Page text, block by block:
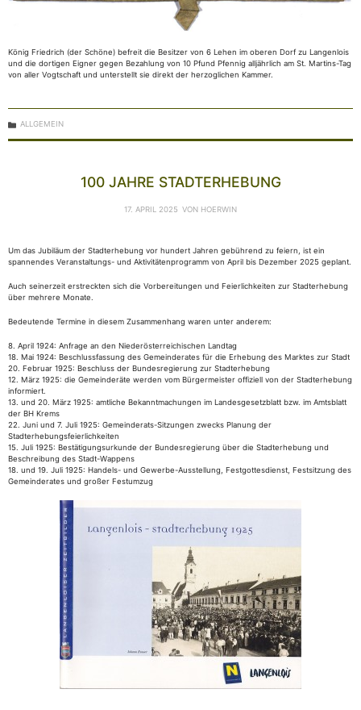
König Friedrich (der Schöne) befreit die Besitzer von 6 Lehen im oberen Dorf zu Langenlois
und die dortigen Eigner gegen Bezahlung von 10 Pfund Pfennig alljährlich am St. Martins-Tag
von aller Vogtschaft und unterstellt sie direkt der herzoglichen Kammer.
KATEGORIEN
ALLGEMEIN
100 JAHRE STADTERHEBUNG
17. APRIL 2025 VON HOERWIN
Um das Jubiläum der Stadterhebung vor hundert Jahren gebührend zu feiern, ist ein
spannendes Veranstaltungs- und Aktivitätenprogramm von April bis Dezember 2025 geplant.
Auch seinerzeit erstreckten sich die Vorbereitungen und Feierlichkeiten zur Stadterhebung
über mehrere Monate.
Bedeutende Termine in diesem Zusammenhang waren unter anderem:
8. April 1924: Anfrage an den Niederösterreichischen Landtag
18. Mai 1924: Beschlussfassung des Gemeinderates für die Erhebung des Marktes zur Stadt
20. Februar 1925: Beschluss der Bundesregierung zur Stadterhebung
12. März 1925: die Gemeinderäte werden vom Bürgermeister offiziell von der Stadterhebung
informiert.
13. und 20. März 1925: amtliche Bekanntmachungen im Landesgesetzblatt bzw. im Amtsblatt
der BH Krems
22. Juni und 7. Juli 1925: Gemeinderats-Sitzungen zwecks Planung der
Stadterhebungsfeierlichkeiten
15. Juli 1925: Bestätigungsurkunde der Bundesregierung über die Stadterhebung und
Beschreibung des Stadt-Wappens
18. und 19. Juli 1925: Handels- und Gewerbe-Ausstellung, Festgottesdienst, Festsitzung des
Gemeinderates und großer Festumzug